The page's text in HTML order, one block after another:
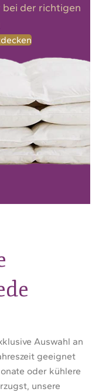
bei der richtigen
Auswahl an
geeignet
oder kühlere
unsere